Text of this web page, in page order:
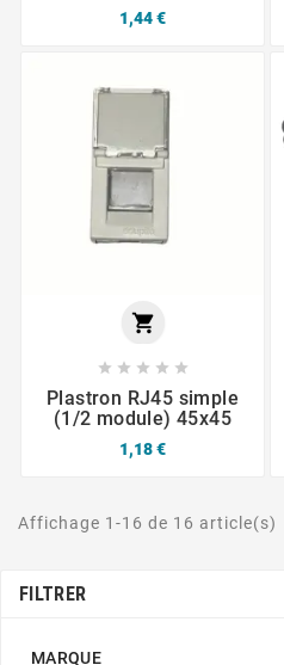
1,44 €

    
Plastron RJ45 simple
(1/2 module) 45x45
1,18 €
Affichage 1-16 de 16 article(s)
FILTRER
MARQUE